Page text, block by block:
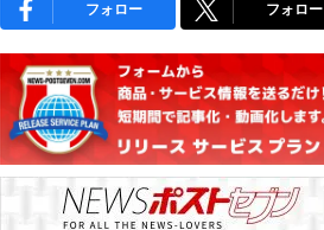
フォロー フォロー